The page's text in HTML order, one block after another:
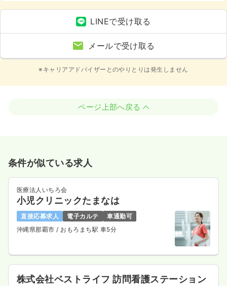
LINEで受け取る
メールで受け取る
※キャリアアドバイザーとのやりとりは発生しません
ページ上部へ戻る
条件が似ている求人
医療法人いちろ会
小児クリニックたまなは
直接応募求人 電子カルテ
車通勤可
沖縄県那覇市 / おもろまち駅 車5分
株式会社ベストライフ 訪問看護ステーション